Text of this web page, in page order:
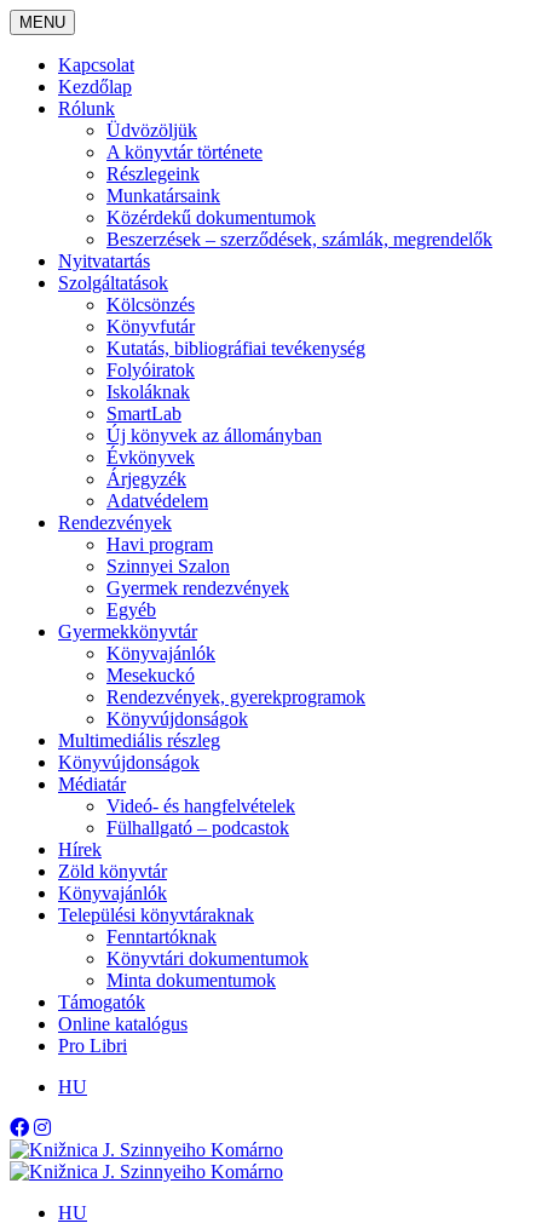
MENU
Kapcsolat
Kezdőlap
Rólunk
Üdvözöljük
A könyvtár története
Részlegeink
Munkatársaink
Közérdekű dokumentumok
Beszerzések – szerződések, számlák, megrendelők
Nyitvatartás
Szolgáltatások
Kölcsönzés
Könyvfutár
Kutatás, bibliográfiai tevékenység
Folyóiratok
Iskoláknak
SmartLab
Új könyvek az állományban
Évkönyvek
Árjegyzék
Adatvédelem
Rendezvények
Havi program
Szinnyei Szalon
Gyermek rendezvények
Egyéb
Gyermekkönyvtár
Könyvajánlók
Mesekuckó
Rendezvények, gyerekprogramok
Könyvújdonságok
Multimediális részleg
Könyvújdonságok
Médiatár
Videó- és hangfelvételek
Fülhallgató – podcastok
Hírek
Zöld könyvtár
Könyvajánlók
Települési könyvtáraknak
Fenntartóknak
Könyvtári dokumentumok
Minta dokumentumok
Támogatók
Online katalógus
Pro Libri
HU
HU